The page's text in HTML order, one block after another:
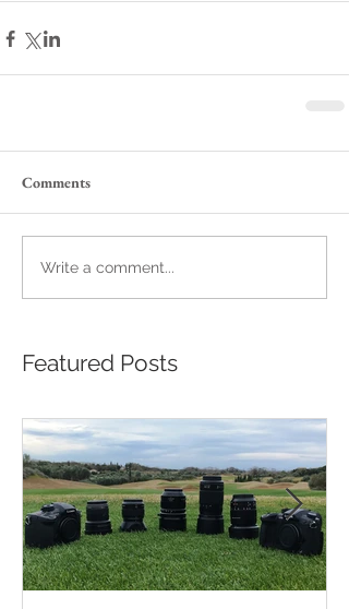
Comments
Write a comment...
Featured Posts